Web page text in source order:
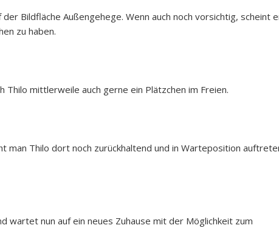
Bildfläche Außengehege. Wenn auch noch vorsichtig, scheint
zu haben.
Thilo mittlerweile auch gerne ein Plätzchen im Freien.
man Thilo dort noch zurückhaltend und in Warteposition
wartet nun auf ein neues Zuhause mit der Möglichkeit zum